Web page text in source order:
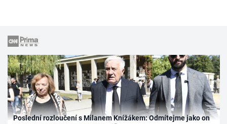
Poslední rozloučení s Milanem Knížákem: Odmítejme jako on